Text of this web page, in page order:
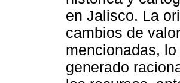
en Jalisco. La
cambios de
mencionadas,
generado